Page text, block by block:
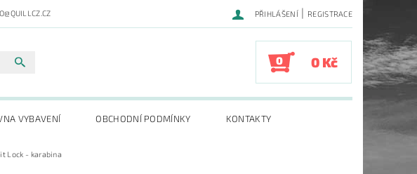
PŘIHLÁŠENÍ | REGISTRACE
0 0 Kč
VYBAVENÍ OBCHODNÍ PODMÍNKY KONTAKTY
Lock - karabina